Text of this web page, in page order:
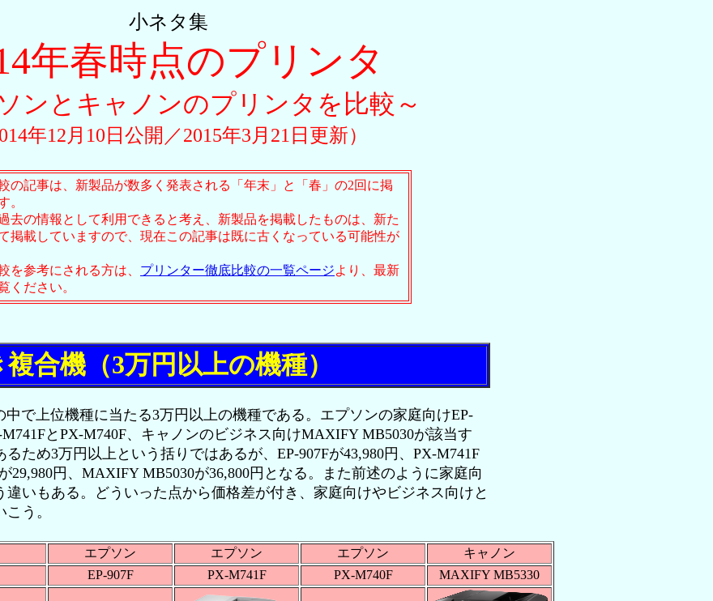
小ネタ集
年春時点のプリンタ
ンとキャノンのプリンタを比較～
年12月10日公開／2015年3月21日更新）
の記事は、新製品が数多く発表される「年末」と「春」の2回に掲
。
去の情報として利用できると考え、新製品を掲載したものは、新た
掲載していますので、現在この記事は既に古くなっている可能性が
を参考にされる方は、 プリンター徹底比較の一覧ページより、最新
ください。
合機（3万円以上の機種）
で上位機種に当たる3万円以上の機種である。エプソンの家庭向けEP-
とPX-M740F、キャノンのビジネス向けMAXIFY MB5030が該当す
ため3万円以上という括りではあるが、EP-907Fが43,980円、PX-M741F
29,980円、MAXIFY MB5030が36,800円となる。また前述のように家庭向
違いもある。どういった点から価格差が付き、家庭向けやビジネス向けと
う。
エプソン エプソン エプソン
キャノン
EP-907F PX-M741F PX-M740F MAXIFY MB5330